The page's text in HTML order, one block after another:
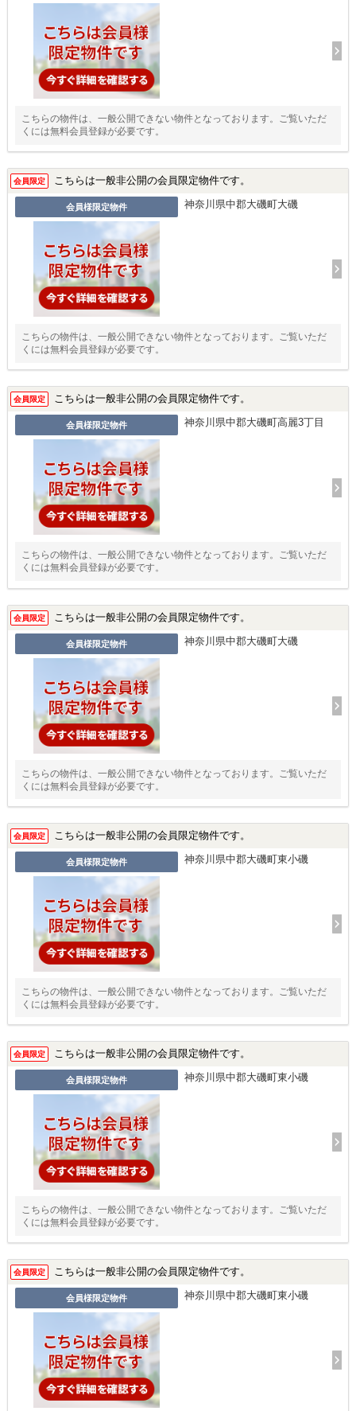
こちらの物件は、一般公開できない物件となっております。ご覧いただ
くには無料会員登録が必要です。
会員限定 こちらは一般非公開の会員限定物件です。
会員様限定物件 神奈川県中郡大磯町大磯
こちらの物件は、一般公開できない物件となっております。ご覧いただ
くには無料会員登録が必要です。
会員限定 こちらは一般非公開の会員限定物件です。
会員様限定物件 神奈川県中郡大磯町高麗3丁目
こちらの物件は、一般公開できない物件となっております。ご覧いただ
くには無料会員登録が必要です。
会員限定 こちらは一般非公開の会員限定物件です。
会員様限定物件 神奈川県中郡大磯町大磯
こちらの物件は、一般公開できない物件となっております。ご覧いただ
くには無料会員登録が必要です。
会員限定 こちらは一般非公開の会員限定物件です。
会員様限定物件 神奈川県中郡大磯町東小磯
こちらの物件は、一般公開できない物件となっております。ご覧いただ
くには無料会員登録が必要です。
会員限定 こちらは一般非公開の会員限定物件です。
会員様限定物件 神奈川県中郡大磯町東小磯
こちらの物件は、一般公開できない物件となっております。ご覧いただ
くには無料会員登録が必要です。
会員限定 こちらは一般非公開の会員限定物件です。
会員様限定物件 神奈川県中郡大磯町東小磯